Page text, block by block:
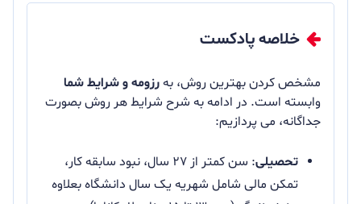
خلاصه پادکست
مشخص کردن بهترین روش، بهرزومه و شرایط شما
وابسته است. در ادامه به شرح شرایط هر روش بصورت
جداگانه، می پردازیم:
تحصیلی
: سن کمتر از ۲۷ سال، نبود سابقه کار،
تمکن مالی شامل شهریه یک سال دانشگاه بعلاوه